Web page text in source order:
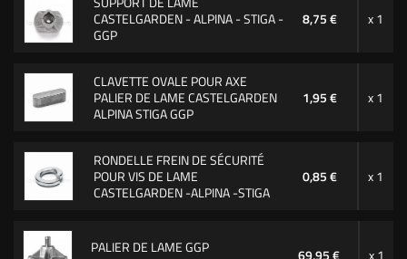
CASTELGARDEN - ALPINA - STIGA -
GGP
8,75 € x 1
CLAVETTE OVALE POUR AXE
PALIER DE LAME CASTELGARDEN
ALPINA STIGA GGP
1,95 € x 1
RONDELLE FREIN DE SÉCURITÉ
POUR VIS DE LAME
CASTELGARDEN -ALPINA -STIGA
0,85 € x 1
PALIER DE LAME GGP
69,95 € x 1